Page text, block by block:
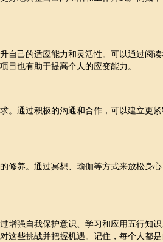
自己的适应能力和灵活性。可以通过阅
目也有助于提高个人的应变能力。
。通过积极的沟通和合作，可以建立更
修养。通过冥想、瑜伽等方式来放松身
增强自我保护意识、学习和应用五行知
这些挑战并把握机遇。记住，每个人都